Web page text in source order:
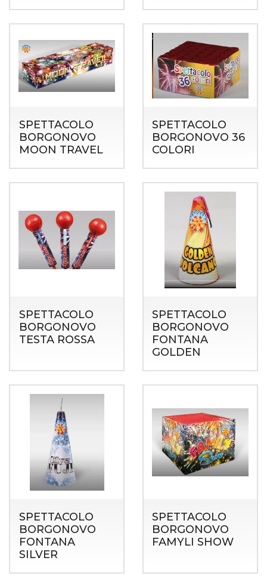
SPETTACOLO
BORGONOVO
MOON TRAVEL
SPETTACOLO
BORGONOVO 36
COLORI
SPETTACOLO
BORGONOVO
TESTA ROSSA
SPETTACOLO
BORGONOVO
FONTANA
GOLDEN
SPETTACOLO
BORGONOVO
FONTANA
SILVER
SPETTACOLO
BORGONOVO
FAMYLI SHOW